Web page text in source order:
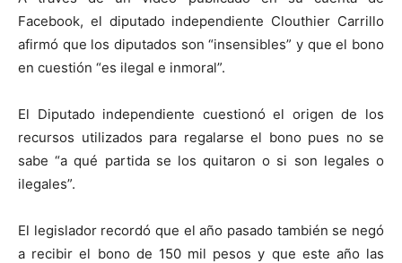
Facebook, el diputado independiente Clouthier Carrillo
afirmó que los diputados son “insensibles” y que el bono
en cuestión “es ilegal e inmoral”.
El Diputado independiente cuestionó el origen de los
recursos utilizados para regalarse el bono pues no se
sabe “a qué partida se los quitaron o si son legales o
ilegales”.
El legislador recordó que el año pasado también se negó
a recibir el bono de 150 mil pesos y que este año las